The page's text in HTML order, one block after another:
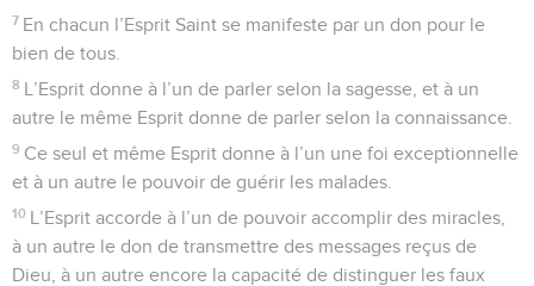
7 En chacun l’Esprit Saint se manifeste par un don pour le
bien de tous.
8 L’Esprit donne à l’un de parler selon la sagesse, et à un
autre le même Esprit donne de parler selon la connaissance.
9 Ce seul et même Esprit donne à l’un une foi exceptionnelle
et à un autre le pouvoir de guérir les malades.
10 L’Esprit accorde à l’un de pouvoir accomplir des miracles,
à un autre le don de transmettre des messages reçus de
Dieu, à un autre encore la capacité de distinguer les faux